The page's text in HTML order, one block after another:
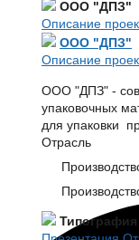
ООО "ДПЗ"
Описание
ООО "ДПЗ"
Описание
ООО "ДПЗ" -
упаковочных
для упаковки
Отрасль